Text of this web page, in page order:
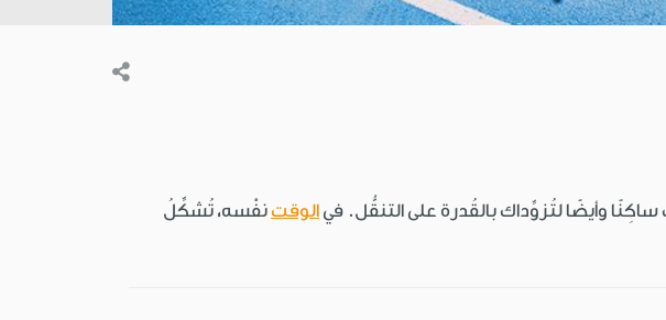
وأيضًا لتُزوِّداك بالقُدرة على التنقُّل. في الوقتنفْسه، تُشكِّلُ